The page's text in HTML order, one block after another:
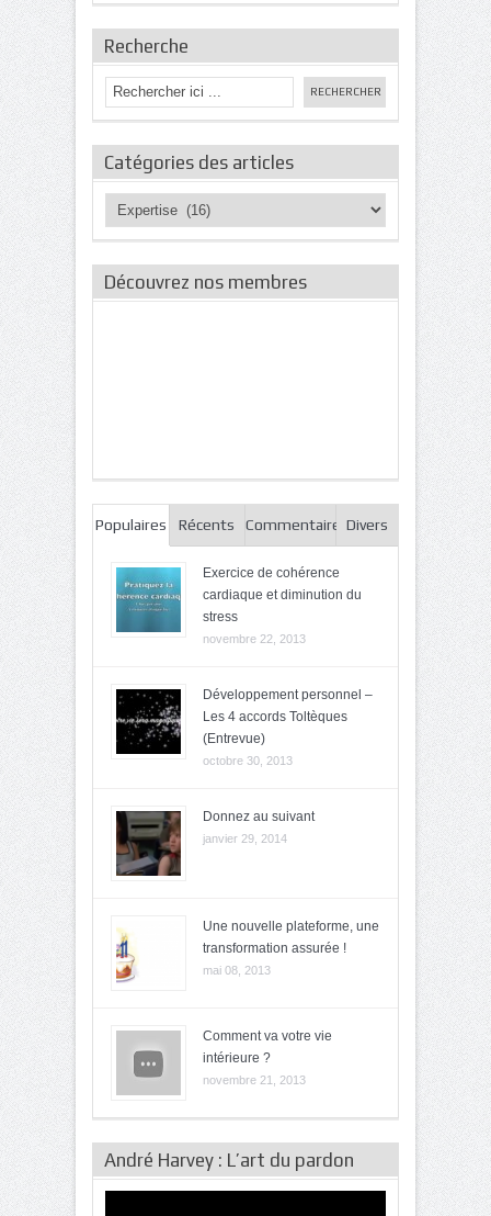
Recherche
Catégories des articles
Catégories
des
Découvrez nos membres
Populaires Récents CommentairesDivers
Exercice de cohérence
cardiaque et diminution du
stress
novembre 22, 2013
Développement personnel –
Les 4 accords Toltèques
(Entrevue)
octobre 30, 2013
Donnez au suivant
janvier 29, 2014
Une nouvelle plateforme, une
transformation assurée !
mai 08, 2013
Comment va votre vie
intérieure ?
novembre 21, 2013
André Harvey : L’art du pardon